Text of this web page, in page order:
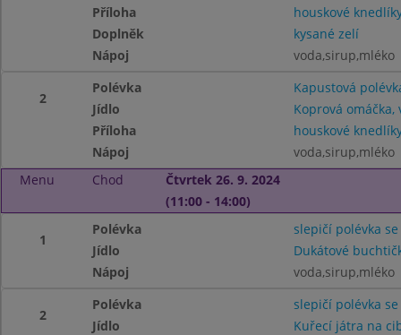
Příloha
houskové
Doplněk
kysané zelí
Nápoj
voda,sirup,mléko
2
Polévka
Kapustová
Jídlo
Koprová omáčka,
Příloha
houskové
Nápoj
voda,sirup,mléko
Menu
Chod
Čtvrtek 26. 9. 2024
(11:00 - 14:00)
1
Polévka
slepičí polévka
Jídlo
Dukátové
Nápoj
voda,sirup,mléko
2
Polévka
slepičí polévka
Jídlo
Kuřecí játra na